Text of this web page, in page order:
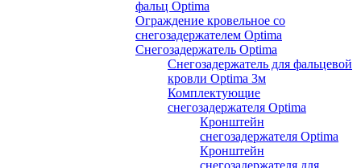
фальц Optima
Ограждение кровельное со
снегозадержателем Optima
Снегозадержатель Optima
Снегозадержатель для фальцевой
кровли Optima 3м
Комплектующие
снегозадержателя Optima
Кронштейн
снегозадержателя Optima
Кронштейн
снегозадержателя для